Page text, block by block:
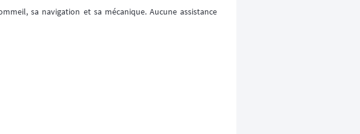
sa navigation et sa mécanique. Aucune assistance